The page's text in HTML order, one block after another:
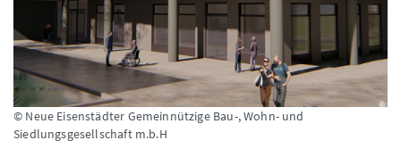
© Neue Eisenstädter Gemeinnützige Bau-, Wohn- und
Siedlungsgesellschaft m.b.H